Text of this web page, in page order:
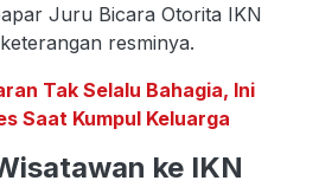
Juru Bicara Otorita IKN
resminya.
Tak Selalu Bahagia, Ini
Saat Kumpul Keluarga
ke IKN